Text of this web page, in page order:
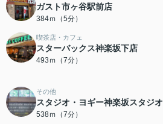
ガスト市ヶ谷駅前店
384ｍ（5分）
喫茶店・カフェ
スターバックス神楽坂下店
493ｍ（7分）
その他
スタジオ・ヨギー神楽坂スタジオ
538ｍ（7分）